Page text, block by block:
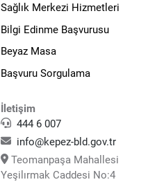
Sağlık Merkezi Hizmetleri
Bilgi Edinme Başvurusu
Beyaz Masa
Başvuru Sorgulama
İletişim
444 6 007
info@kepez-bld.gov.tr
Teomanpaşa Mahallesi
Yeşilırmak Caddesi No:4